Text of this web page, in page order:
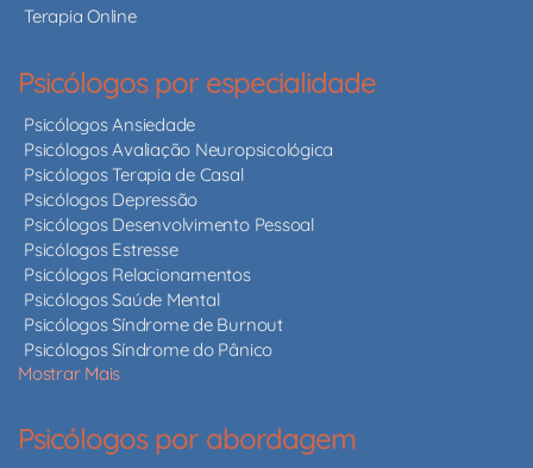
Terapia Online
Psicólogos por especialidade
Psicólogos Ansiedade
Psicólogos Avaliação Neuropsicológica
Psicólogos Terapia de Casal
Psicólogos Depressão
Psicólogos Desenvolvimento Pessoal
Psicólogos Estresse
Psicólogos Relacionamentos
Psicólogos Saúde Mental
Psicólogos Síndrome de Burnout
Psicólogos Síndrome do Pânico
Mostrar Mais
Psicólogos por abordagem